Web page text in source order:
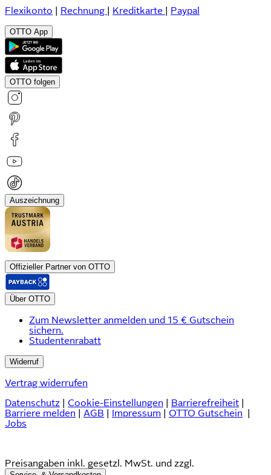
Flexikonto Rechnung Kreditkarte Paypal
OTTO App
OTTO folgen
Auszeichnung
Offizieller Partner von OTTO
Über OTTO
Zum Newsletter anmelden und 15 € Gutschein
sichern.
Studentenrabatt
Widerruf
Vertrag widerrufen
Datenschutz
Cookie-Einstellungen Barrierefreiheit
Barriere melden
AGB Impressum OTTO Gutschein
Jobs
Preisangaben inkl. gesetzl. MwSt. und zzgl.